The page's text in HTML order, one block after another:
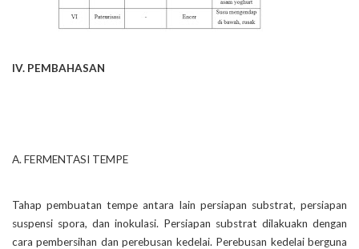
IV. PEMBAHASAN
A. FERMENTASI TEMPE
Tahap pembuatan tempe antara lain persiapan substrat, persiapan
suspensi spora, dan inokulasi. Persiapan substrat dilakuakn dengan
cara pembersihan dan perebusan kedelai. Perebusan kedelai berguna